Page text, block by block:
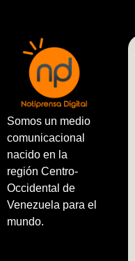
Somos un medio
comunicacional
nacido en la
región Centro-
Occidental de
Venezuela para el
mundo.